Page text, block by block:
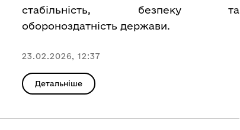
стабільність, безпеку та
обороноздатність держави.
23.02.2026, 12:37
Детальніше